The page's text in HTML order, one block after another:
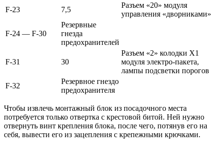
F-23
7,5
Разъем «20» модуля
управления «дворниками»
F-24 — F-30
Резервные
гнезда
предохранителей
F-31 30
Разъем «2» колодки Х1
модуля электро-пакета,
лампы подсветки порогов
F-32
Резервное гнездо
предохранителя
Чтобы извлечь монтажный блок из посадочного места
потребуется только отвертка с крестовой битой. Ней нужно
отвернуть винт крепления блока, после чего, потянув его на
себя, вывести его из зацепления с крепежными крючками.